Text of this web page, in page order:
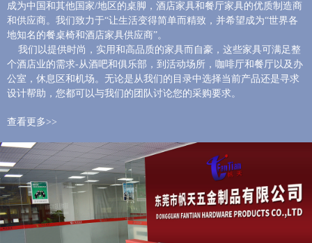
成为中国和其他国家/地区的桌脚，酒店家具和餐厅家具的优质制造商
和供应商。我们致力于“让生活变得简单而精致，并希望成为“世界各
地知名的餐桌椅和酒店家具供应商”。
我们以提供时尚，实用和高品质的家具而自豪，这些家具可满足整
个酒店业的需求-从酒吧和俱乐部，到活动场所，咖啡厅和餐厅以及办
公室，休息区和机场。无论是从我们的目录中选择当前产品还是寻求
设计帮助，您都可以与我们的团队讨论您的采购要求。
查看更多>>